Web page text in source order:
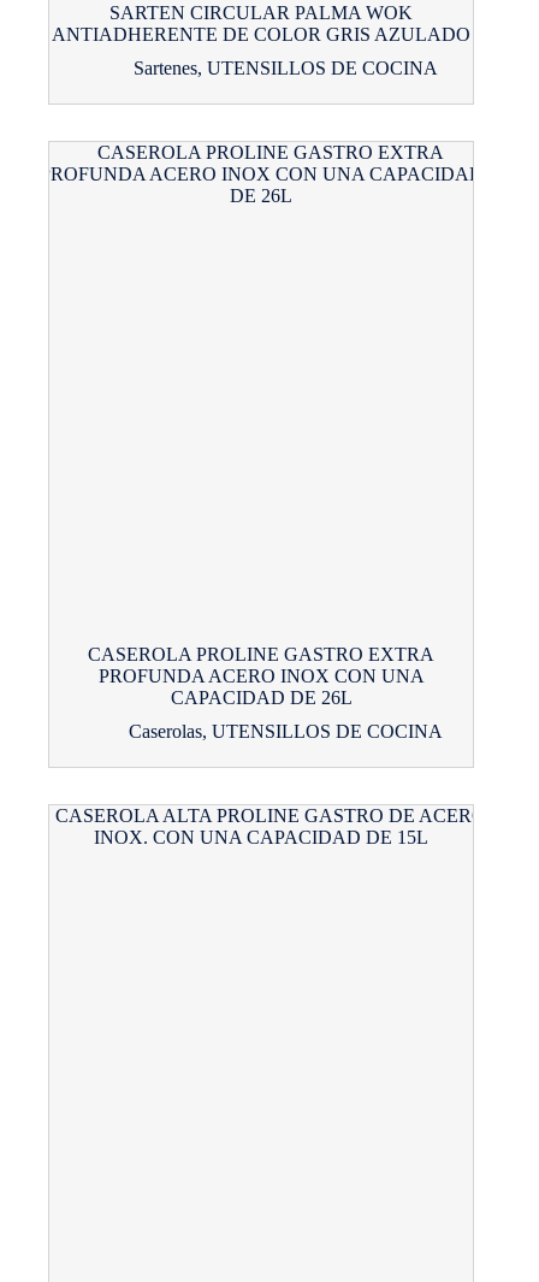
SARTEN CIRCULAR PALMA WOK
ANTIADHERENTE DE COLOR GRIS AZULADO
Sartenes, UTENSILLOS DE COCINA
CASEROLA PROLINE GASTRO EXTRA
PROFUNDA ACERO INOX CON UNA
CAPACIDAD DE 26L
Caserolas, UTENSILLOS DE COCINA